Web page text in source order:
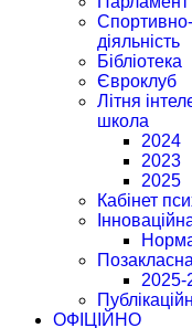
діяльність
Бібліотека
Євроклуб
Літня
школа
2024
2023
2025
Кабінет
2025-
ОФІЦІЙНО